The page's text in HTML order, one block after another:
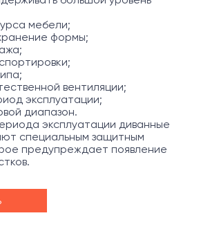
мебели;
формы;
вентиляции;
эксплуатации;
диапазон.
эксплуатации диванные
специальным защитным
предупреждает появление